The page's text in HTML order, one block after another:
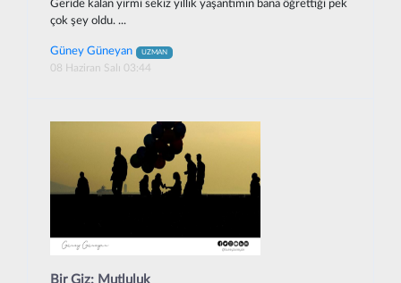
Geride kalan yirmi sekiz yıllık yaşantımın bana öğrettiği pek
çok şey oldu. ...
Güney Güneyan UZMAN
08 Haziran Salı 03:44
Bir Giz: Mutluluk